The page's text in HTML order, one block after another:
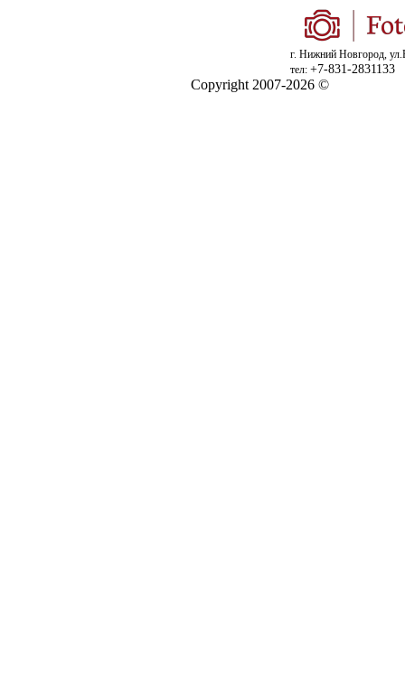
г. Нижний Новгород,
тел: +7-831-2831133
Copyright 2007-2026 ©